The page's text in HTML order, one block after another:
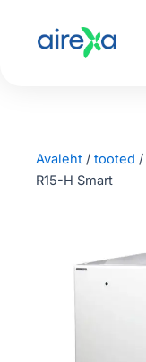
Avaleht / tooted /
R15-H Smart